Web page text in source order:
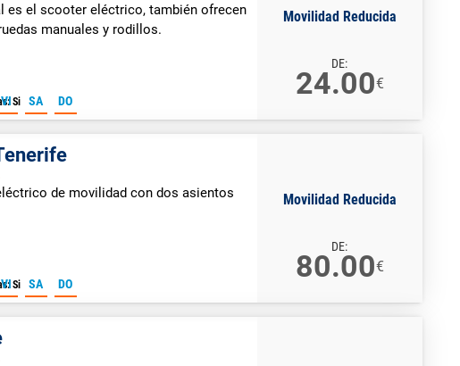
es el scooter eléctrico, también ofrecen
manuales y rodillos.
Si
VI SA DO
Movilidad Reducida
DE:
24.00€
de movilidad con dos asientos
Si
VI SA DO
Movilidad Reducida
DE:
80.00€